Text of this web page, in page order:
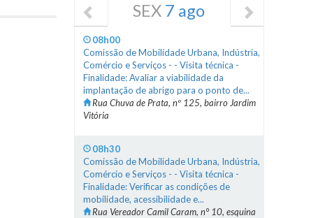
SEX 7 ago
08h00
Comissão de Mobilidade Urbana, Indústria,
Comércio e Serviços - - Visita técnica -
Finalidade: Avaliar a viabilidade da
implantação de abrigo para o ponto de...
Rua Chuva de Prata, nº 125, bairro Jardim
Vitória
08h30
Comissão de Mobilidade Urbana, Indústria,
Comércio e Serviços - - Visita técnica -
Finalidade: Verificar as condições de
mobilidade, acessibilidade e...
Rua Vereador Camil Caram, n° 10, esquina